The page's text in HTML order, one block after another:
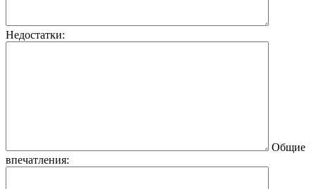
Недостатки:
Общие
впечатления: